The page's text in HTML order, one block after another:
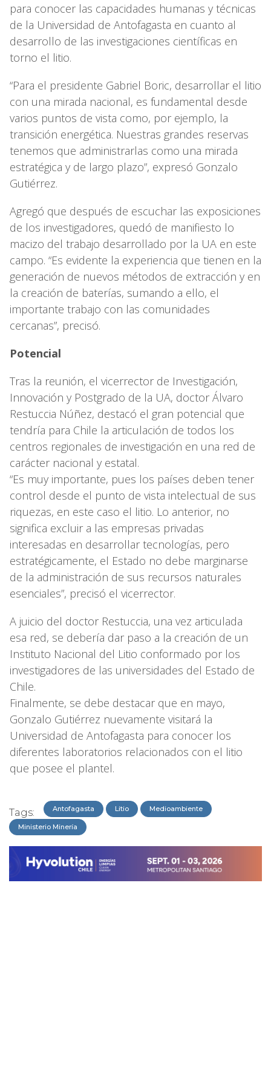
para conocer las capacidades humanas y técnicas
de la Universidad de Antofagasta en cuanto al
desarrollo de las investigaciones científicas en
torno el litio.
“Para el presidente Gabriel Boric, desarrollar el litio
con una mirada nacional, es fundamental desde
varios puntos de vista como, por ejemplo, la
transición energética. Nuestras grandes reservas
tenemos que administrarlas como una mirada
estratégica y de largo plazo”, expresó Gonzalo
Gutiérrez.
Agregó que después de escuchar las exposiciones
de los investigadores, quedó de manifiesto lo
macizo del trabajo desarrollado por la UA en este
campo. “Es evidente la experiencia que tienen en la
generación de nuevos métodos de extracción y en
la creación de baterías, sumando a ello, el
importante trabajo con las comunidades
cercanas”, precisó.
Potencial
Tras la reunión, el vicerrector de Investigación,
Innovación y Postgrado de la UA, doctor Álvaro
Restuccia Núñez, destacó el gran potencial que
tendría para Chile la articulación de todos los
centros regionales de investigación en una red de
carácter nacional y estatal.
“Es muy importante, pues los países deben tener
control desde el punto de vista intelectual de sus
riquezas, en este caso el litio. Lo anterior, no
significa excluir a las empresas privadas
interesadas en desarrollar tecnologías, pero
estratégicamente, el Estado no debe marginarse
de la administración de sus recursos naturales
esenciales”, precisó el vicerrector.
A juicio del doctor Restuccia, una vez articulada
esa red, se debería dar paso a la creación de un
Instituto Nacional del Litio conformado por los
investigadores de las universidades del Estado de
Chile.
Finalmente, se debe destacar que en mayo,
Gonzalo Gutiérrez nuevamente visitará la
Universidad de Antofagasta para conocer los
diferentes laboratorios relacionados con el litio
que posee el plantel.
Tags: Antofagasta Litio Medioambiente
Ministerio Minería